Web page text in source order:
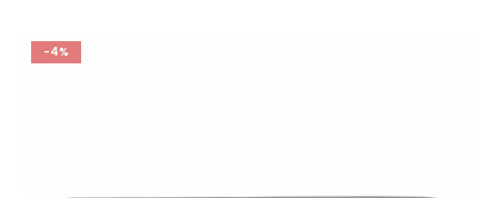
-4%